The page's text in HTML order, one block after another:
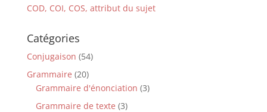
COD, COI, COS, attribut du sujet
Catégories
Conjugaison (54)
Grammaire (20)
Grammaire d'énonciation (3)
Grammaire de texte (3)